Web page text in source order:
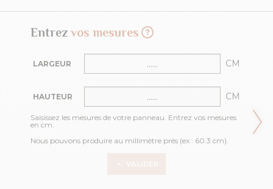
Entrez vos mesures
LARGEUR CM
HAUTEUR CM
Saisissez les mesures de votre panneau. Entrez vos mesures
en cm.
Nous pouvons produire au millimètre près (ex : 60.3 cm).